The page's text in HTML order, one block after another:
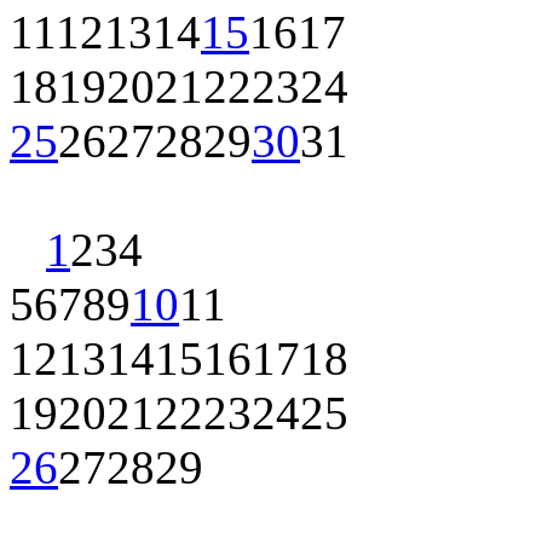
11121314151617
18192021222324
25262728293031
1234
567891011
12131415161718
19202122232425
26272829